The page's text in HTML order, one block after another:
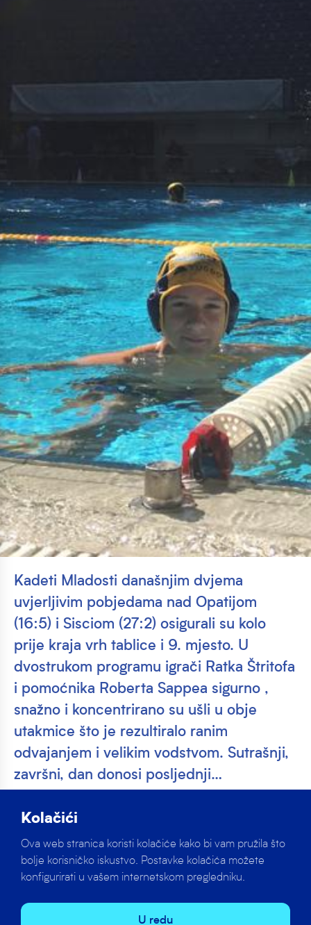
Kadeti Mladosti današnjim dvjema
uvjerljivim pobjedama nad Opatijom
(16:5) i Sisciom (27:2) osigurali su kolo
prije kraja vrh tablice i 9. mjesto. U
dvostrukom programu igrači Ratka Štritofa
i pomoćnika Roberta Sappea sigurno ,
snažno i koncentrirano su ušli u obje
utakmice što je rezultiralo ranim
odvajanjem i velikim vodstvom. Sutrašnji,
završni, dan donosi posljednji…
pobjedama nad Opatijom (16:5) i Sisciom (27:2)
osigurali su kolo prije kraja vrh tablice i 9. mjesto.
U dvostrukom programu igrači Ratka Štritofa i
koncentrirano su ušli u obje utakmice što je rezultiralo
Kolačići
Ova web stranica koristi kolačiće kako bi vam pružila što
bolje korisničko iskustvo. Postavke kolačića možete
konfigurirati u vašem internetskom pregledniku.
U redu